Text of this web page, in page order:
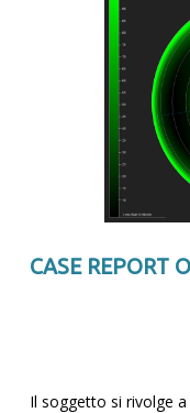
CASE REPORT
Il soggetto si rivolge